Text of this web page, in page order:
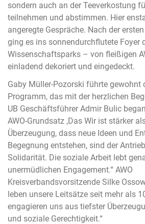
sondern auch an der Teeverkostung
teilnehmen und abstimmen. Hier
angeregte Gespräche. Nach der
ging es ins sonnendurchflutete Foyer
Wissenschaftsparks – von fleißigen
einladend dekoriert und eingedeckt.
Gaby Müller-Pozorski führte gewohnt
Programm, das mit der herzlichen
UB Geschäftsführer Admir Bulic
AWO-Grundsatz ,Das Wir ist stärker
Überzeugung, dass neue Ideen und
Begegnung entstehen, sind der
Solidarität. Die soziale Arbeit lebt
unermüdlichen Engagement.“ AWO
Kreisverbandsvorsitzende Silke
leben unsere Leitsätze seit mehr als
engagieren uns aus tiefster
und soziale Gerechtigkeit.“